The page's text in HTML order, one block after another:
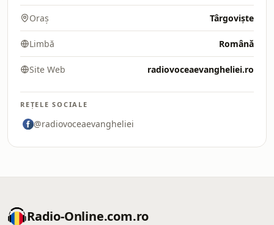
Oraș Târgoviște
Limbă Română
Site Web radiovoceaevangheliei.ro
REȚELE SOCIALE
@radiovoceaevangheliei
Radio-Online.com.ro